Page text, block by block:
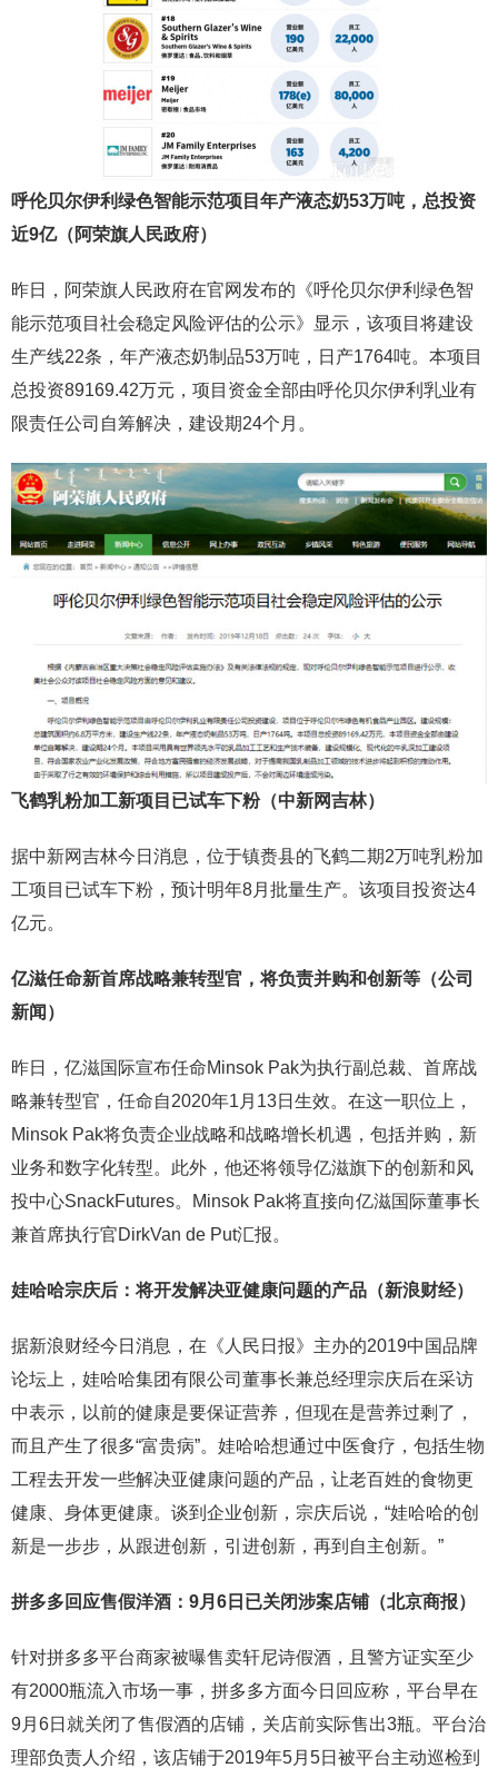
呼伦贝尔伊利绿色智能示范项目年产液态奶53万吨，总投资
近9亿（阿荣旗人民政府）
昨日，阿荣旗人民政府在官网发布的《呼伦贝尔伊利绿色智
能示范项目社会稳定风险评估的公示》显示，该项目将建设
生产线22条，年产液态奶制品53万吨，日产1764吨。本项目
总投资89169.42万元，项目资金全部由呼伦贝尔伊利乳业有
限责任公司自筹解决，建设期24个月。
飞鹤乳粉加工新项目已试车下粉（中新网吉林）
据中新网吉林今日消息，位于镇赉县的飞鹤二期2万吨乳粉加
工项目已试车下粉，预计明年8月批量生产。该项目投资达4
亿元。
亿滋任命新首席战略兼转型官，将负责并购和创新等（公司
新闻）
昨日，亿滋国际宣布任命Minsok Pak为执行副总裁、首席战
略兼转型官，任命自2020年1月13日生效。在这一职位上，
Minsok Pak将负责企业战略和战略增长机遇，包括并购，新
业务和数字化转型。此外，他还将领导亿滋旗下的创新和风
投中心SnackFutures。Minsok Pak将直接向亿滋国际董事长
兼首席执行官DirkVan de Put汇报。
娃哈哈宗庆后：将开发解决亚健康问题的产品（新浪财经）
据新浪财经今日消息，在《人民日报》主办的2019中国品牌
论坛上，娃哈哈集团有限公司董事长兼总经理宗庆后在采访
中表示，以前的健康是要保证营养，但现在是营养过剩了，
而且产生了很多“富贵病”。娃哈哈想通过中医食疗，包括生物
工程去开发一些解决亚健康问题的产品，让老百姓的食物更
健康、身体更健康。谈到企业创新，宗庆后说，“娃哈哈的创
新是一步步，从跟进创新，引进创新，再到自主创新。”
拼多多回应售假洋酒： 9月6日已关闭涉案店铺（北京商报）
针对拼多多平台商家被曝售卖轩尼诗假酒，且警方证实至少
有2000瓶流入市场一事，拼多多方面今日回应称，平台早在
9月6日就关闭了售假酒的店铺，关店前实际售出3瓶。平台治
理部负责人介绍，该店铺于2019年5月5日被平台主动巡检到